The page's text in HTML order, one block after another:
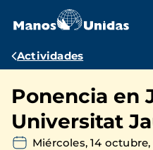
contenido
Ruta
navegación
Actividades
Ponencia en
Universitat
Miércoles, 14